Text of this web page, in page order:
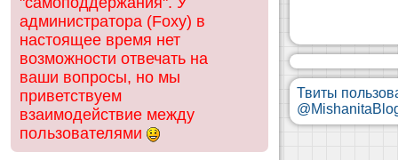
администратора (Foxy) в
настоящее время нет
возможности отвечать на
ваши вопросы, но мы
приветствуем
взаимодействие между
пользователями
Твиты